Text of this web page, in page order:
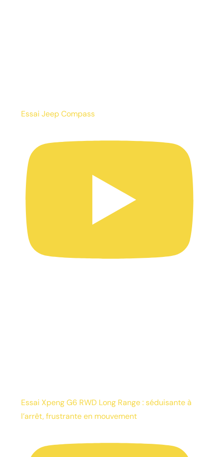
Essai Jeep Compass
Essai Xpeng G6 RWD Long Range : séduisante à
l’arrêt, frustrante en mouvement